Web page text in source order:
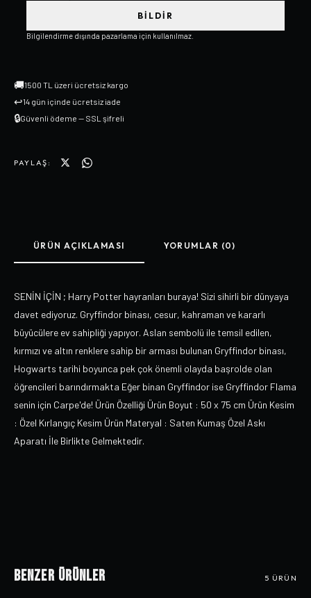
BILDIR
Bilgilendirme dışında pazarlama için kullanılmaz.
🚚1500 TL üzeri ücretsiz kargo
↩14 gün içinde ücretsiz iade
🔒Güvenli ödeme — SSL şifreli
PAYLAŞ:
ÜRÜN AÇIKLAMASI YORUMLAR (0)
SENİN İÇİN ; Harry Potter hayranları buraya! Sizi sihirli bir dünyaya
davet ediyoruz. Gryffindor binası, cesur, kahraman ve kararlı
büyücülere ev sahipliği yapıyor. Aslan sembolü ile temsil edilen,
kırmızı ve altın renklere sahip bir arması bulunan Gryffindor binası,
Hogwarts tarihi boyunca pek çok önemli olayda başrolde olan
öğrencileri barındırmakta Eğer binan Gryffindor ise Gryffindor Flama
senin için Carpe'de! Ürün Özelliği Ürün Boyut : 50 x 75 cm Ürün Kesim
: Özel Kırlangıç Kesim Ürün Materyal : Saten Kumaş Özel Askı
Aparatı İle Birlikte Gelmektedir.
Benzer Ürünler 5 ÜRÜN